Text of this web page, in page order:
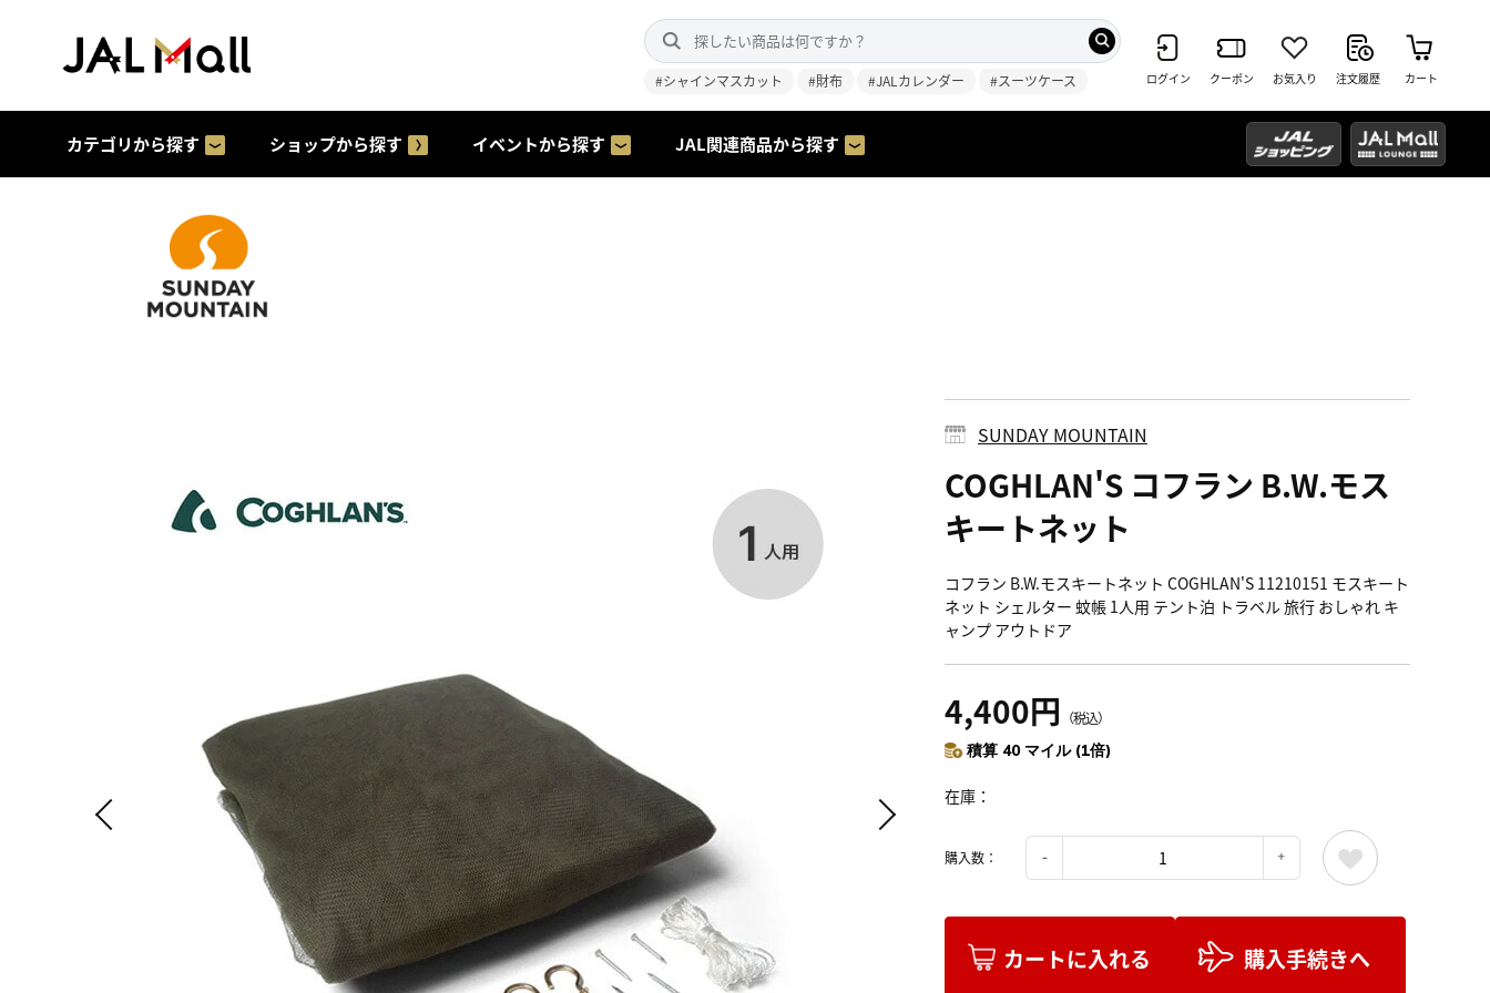
#シャインマスカット #財布 #JALカレンダー #スーツケース ログイン クーポン お気入り 注文履歴 カート
カテゴリから探す ショップから探す イベントから探す JAL関連商品から探す
SUNDAY MOUNTAIN
COGHLAN'S コフラン B.W.モス
キートネット
コフラン B.W.モスキートネット COGHLAN'S 11210151 モスキート
ネット シェルター 蚊帳 1人用 テント泊 トラベル 旅行 おしゃれ キ
ャンプ アウトドア
4,400円 （税込）
積算 40 マイル (1倍)
在庫
購入数：
カートに入れる 購入手続きへ